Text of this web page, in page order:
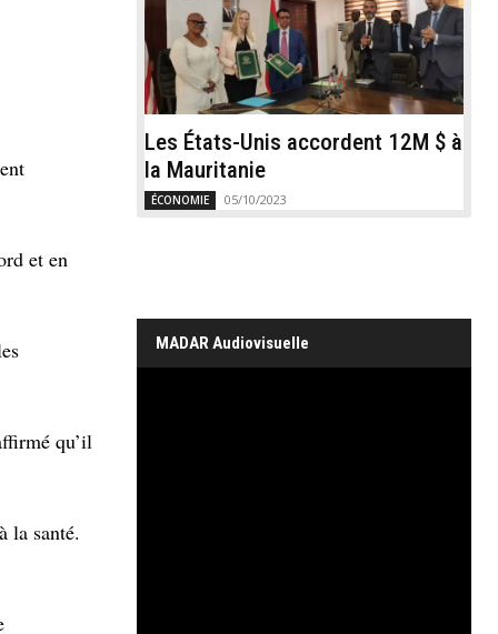
et en
qu’il
la santé.
Les États-Unis accordent 12M $ à
la Mauritanie
ÉCONOMIE 05/10/2023
MADAR Audiovisuelle